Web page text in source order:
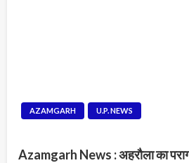
AZAMGARH U.P. NEWS
Azamgarh News : अहरौला का